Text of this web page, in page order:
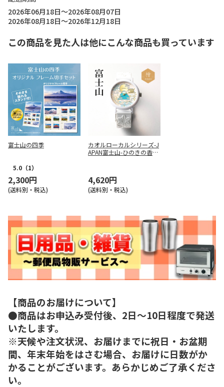
2026年06月18日～2026年08月07日
2026年08月18日～2026年12月18日
この商品を見た人は他にこんな商品も買っています
富士山の四季
5.0 （1）
2,300円
(送料別・税込)
カオルローカルシリーズ-J
APAN富士山-ひのきの香り
4,620円
(送料別・税込)
【商品のお届けについて】
●商品はお申込み受付後、2日～10日程度で発送
いたします。
※天候や注文状況、お届けまでに祝日・お盆期
間、年末年始をはさむ場合、お届けに日数がか
かることがございます。あらかじめご了承くださ
い。